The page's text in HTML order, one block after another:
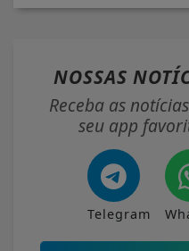
NOSSAS
Receba as
seu app
Telegram